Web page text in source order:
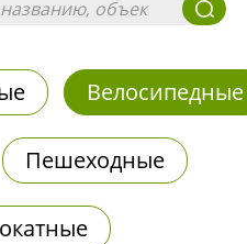
Велосипедные
Пешеходные